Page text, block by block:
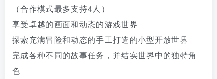
（合作模式最多支持4人）
享受卓越的画面和动态的游戏世界
探索充满冒险和动态的手工打造的小型开放世界
完成各种不同的故事任务，并结实世界中的独特角
色